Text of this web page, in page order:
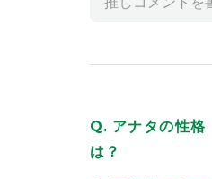
アナタの性格
は？